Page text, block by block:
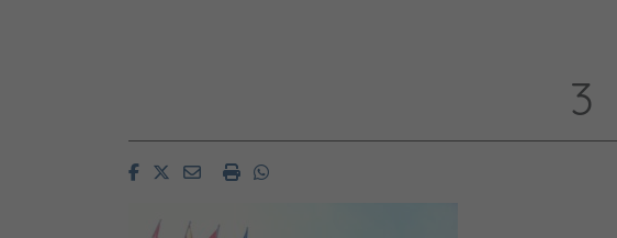
3
FacebookTwitterEmailImprimirWhatsapp